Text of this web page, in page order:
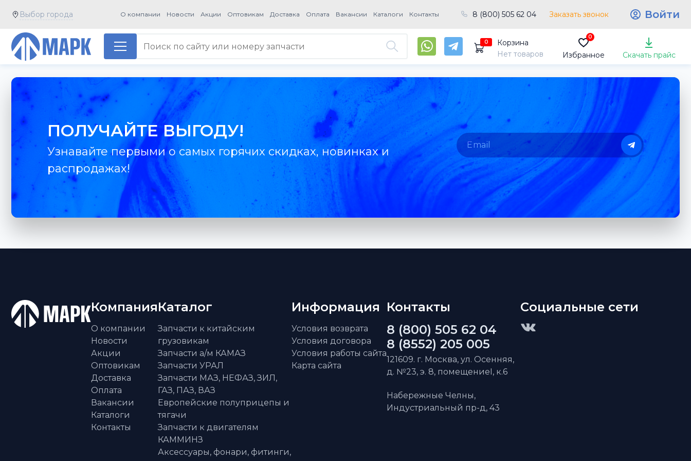
Выбор города О компании Новости Акции Оптовикам Доставка Оплата Вакансии Каталоги Контакты 8 (800) 505 62 04 Заказать звонок Войти
0
Корзина
Нет товаров
0
Избранное Скачать прайс
ПОЛУЧАЙТЕ ВЫГОДУ!
Узнавайте первыми о самых горячих скидках, новинках и
распродажах!
Компания
О компании
Новости
Акции
Оптовикам
Доставка
Оплата
Вакансии
Каталоги
Контакты
Каталог
Запчасти к китайским
грузовикам
Запчасти а/м КАМАЗ
Запчасти УРАЛ
Запчасти МАЗ, НЕФАЗ, ЗИЛ,
ГАЗ, ПАЗ, ВАЗ
Европейские полуприцепы и
тягачи
Запчасти к двигателям
КАММИНЗ
Аксессуары, фонари, фитинги,
Информация
Условия возврата
Условия договора
Условия работы сайта
Карта сайта
Контакты
8 (800) 505 62 04
8 (8552) 205 005
121609. г. Москва, ул. Осенняя,
д. №23, э. 8, помещениеI, к.6
Набережные Челны,
Индустриальный пр-д, 43
Социальные сети